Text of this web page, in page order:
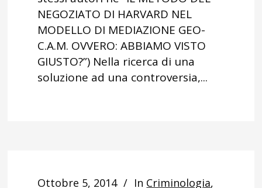
NEGOZIATO DI HARVARD NEL
MODELLO DI MEDIAZIONE GEO-
C.A.M. OVVERO: ABBIAMO VISTO
GIUSTO?”) Nella ricerca di una
soluzione ad una controversia,...
Ottobre 5, 2014 In Criminologia,